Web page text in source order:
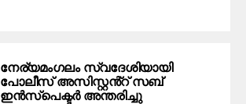
നേര്യമംഗലം സ്വദേശിയായി
പോലീസ് അസിസ്റ്റൻ്റ് സബ്
ഇൻസ്പെക്ടർ അന്തരിച്ചു